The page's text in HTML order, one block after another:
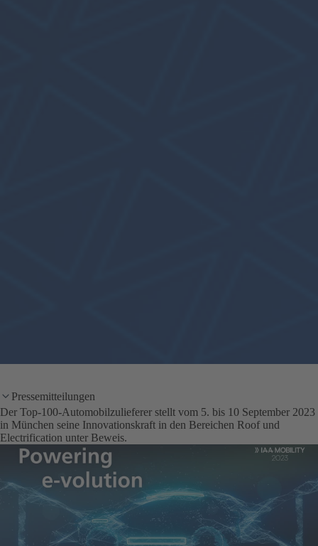
Pressemitteilungen
Der Top-100-Automobilzulieferer stellt vom 5. bis 10 September 2023
in München seine Innovationskraft in den Bereichen Roof und
Electrification unter Beweis.